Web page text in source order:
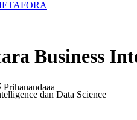
Business
Prihanandaaa